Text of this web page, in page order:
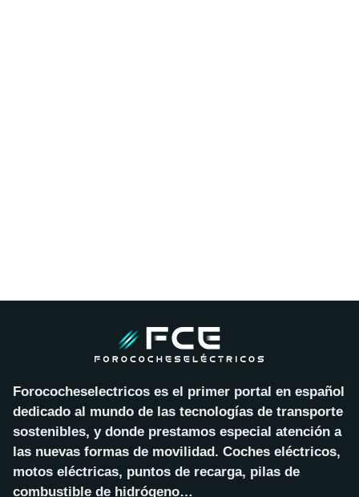
Forococheselectricos es el primer portal en español
dedicado al mundo de las tecnologías de transporte
sostenibles, y donde prestamos especial atención a
las nuevas formas de movilidad. Coches eléctricos,
motos eléctricas, puntos de recarga, pilas de
combustible de hidrógeno…